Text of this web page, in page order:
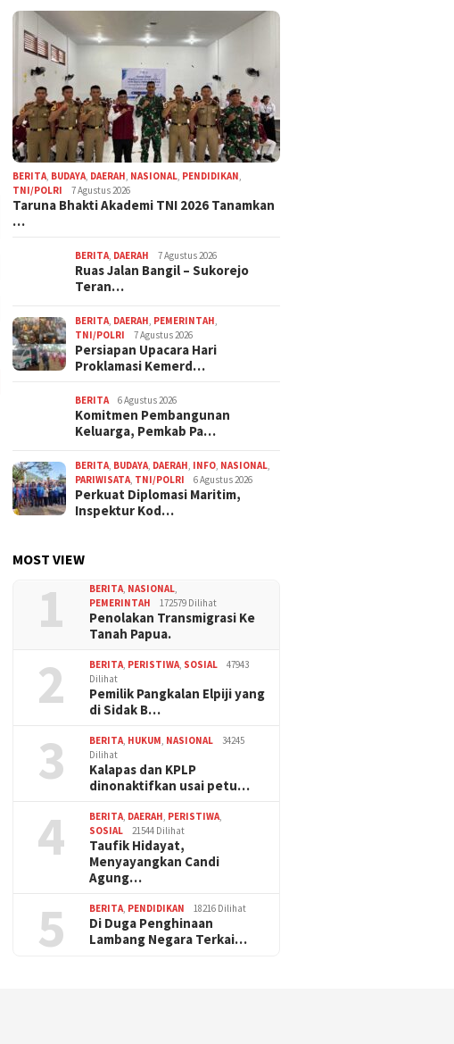
BERITA, BUDAYA, DAERAH, NASIONAL, PENDIDIKAN,
TNI/POLRI
7 Agustus 2026
Taruna Bhakti Akademi TNI 2026 Tanamkan
…
BERITA, DAERAH 7 Agustus 2026
Ruas Jalan Bangil – Sukorejo
Teran…
BERITA, DAERAH, PEMERINTAH,
TNI/POLRI
7 Agustus 2026
Persiapan Upacara Hari
Proklamasi Kemerd…
BERITA 6 Agustus 2026
Komitmen Pembangunan
Keluarga, Pemkab Pa…
BERITA, BUDAYA, DAERAH, INFO, NASIONAL,
PARIWISATA, TNI/POLRI 6 Agustus 2026
Perkuat Diplomasi Maritim,
Inspektur Kod…
MOST VIEW
1 BERITA, NASIONAL,
PEMERINTAH
172579 Dilihat
Penolakan Transmigrasi Ke
Tanah Papua.
2 BERITA, PERISTIWA, SOSIAL
47943
Dilihat
Pemilik Pangkalan Elpiji yang
di Sidak B…
3 BERITA, HUKUM, NASIONAL
34245
Dilihat
Kalapas dan KPLP
dinonaktifkan usai petu…
4 BERITA, DAERAH, PERISTIWA,
SOSIAL
21544 Dilihat
Taufik Hidayat,
Menyayangkan Candi
Agung…
5 BERITA, PENDIDIKAN 18216 Dilihat
Di Duga Penghinaan
Lambang Negara Terkai…